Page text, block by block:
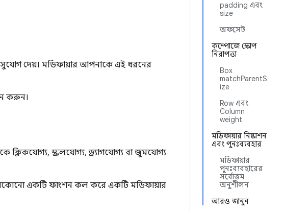
padding এবং
size
অফসেট
কম্পোজে স্কোপ
নিরাপত্তা
Box
matchParentS
ize
Row এবং
Column
weight
মডিফায়ার নিষ্কাশন
এবং পুনঃব্যবহার
মডিফায়ার
পুনঃব্যবহারের
সর্বোত্তম
অনুশীলন
আরও জানুন
দেয়। মডিফায়ার আপনাকে এই ধরনের
করুন।
স্ক্রলযোগ্য, ড্র্যাগযোগ্য বা জুমযোগ্য
একটি ফাংশন কল করে একটি মডিফায়ার